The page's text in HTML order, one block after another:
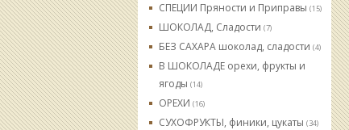
СПЕЦИИ Пряности и Приправы (15)
ШОКОЛАД, Сладости (7)
БЕЗ САХАРА шоколад, сладости (4)
В ШОКОЛАДЕ орехи, фрукты и
ягоды (14)
ОРЕХИ (16)
СУХОФРУКТЫ, финики, цукаты (34)